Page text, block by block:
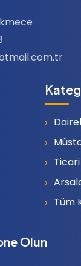
Tüm
Olun